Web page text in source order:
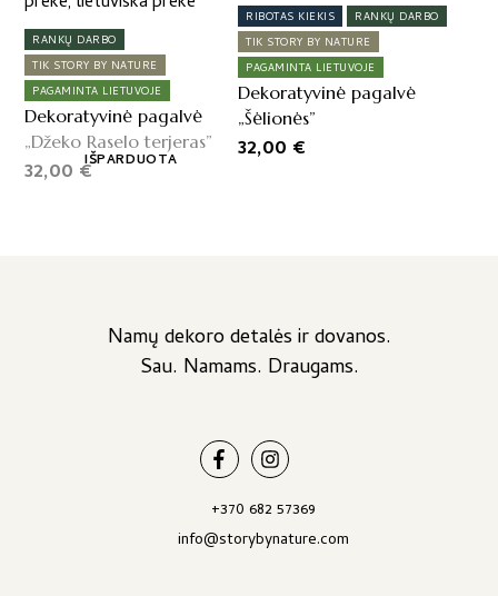
RANKŲ DARBO
TIK STORY BY NATURE
PAGAMINTA LIETUVOJE
Dekoratyvinė pagalvė
„Džeko Raselo terjeras”
32,00 €IŠPARDUOTA
RIBOTAS KIEKIS
RANKŲ DARBO
TIK STORY BY NATURE
PAGAMINTA LIETUVOJE
Dekoratyvinė pagalvė
„Šėlionės”
32,00 €
Namų dekoro detalės ir dovanos.
Sau. Namams. Draugams.
+370 682 57369
info@storybynature.com